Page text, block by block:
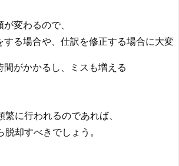
変わるので、
する場合や、仕訳を修正する場合に大変
間がかかるし、ミスも増える
に行われるのであれば、
却すべきでしょう。